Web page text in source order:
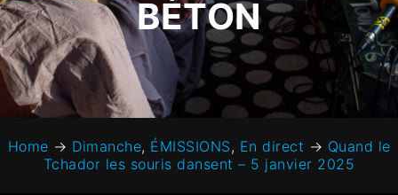
BÉTON
Home → Dimanche, ÉMISSIONS, En direct → Quand le
Tchador les souris dansent – 5 janvier 2025